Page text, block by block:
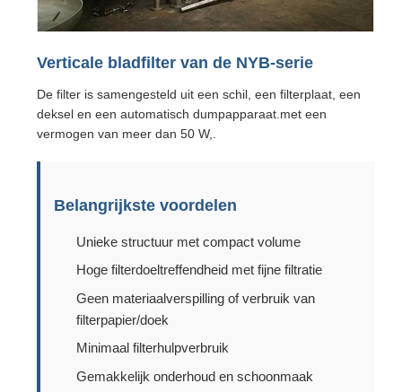
Verticale bladfilter van de NYB-serie
De filter is samengesteld uit een schil, een filterplaat, een
deksel en een automatisch dumpapparaat.met een
vermogen van meer dan 50 W,.
Belangrijkste voordelen
Unieke structuur met compact volume
Hoge filterdoeltreffendheid met fijne filtratie
Geen materiaalverspilling of verbruik van
filterpapier/doek
Minimaal filterhulpverbruik
Gemakkelijk onderhoud en schoonmaak